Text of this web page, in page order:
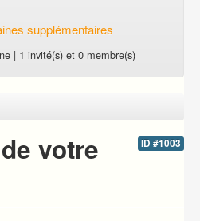
supplémentaires
| 1 invité(s) et 0 membre(s)
ID #1003
votre